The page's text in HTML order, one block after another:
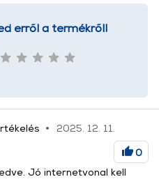
erről a termékről!
2025. 12. 11.
0
Jó internetvonal kell